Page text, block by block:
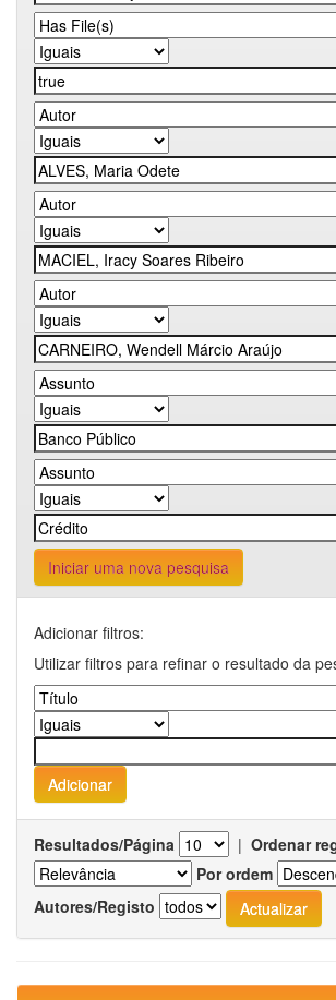
Iniciar uma nova pesquisa
Adicionar filtros:
Utilizar filtros para refinar o resultado da
Resultados/Página | Ordenar
Por ordem
Autores/Registo